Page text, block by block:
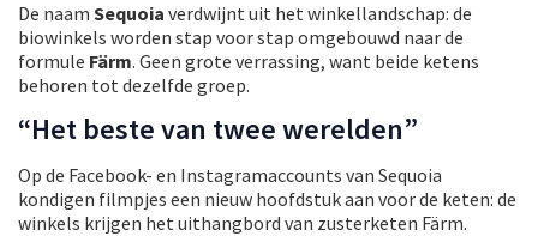
De naam Sequoia verdwijnt uit het winkellandschap: de
biowinkels worden stap voor stap omgebouwd naar de
formule Färm. Geen grote verrassing, want beide ketens
behoren tot dezelfde groep.
“Het beste van twee werelden”
Op de Facebook- en Instagramaccounts van Sequoia
kondigen filmpjes een nieuw hoofdstuk aan voor de keten: de
winkels krijgen het uithangbord van zusterketen Färm.